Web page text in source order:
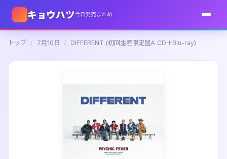
キョウハツ今日発売まとめ
トップ / 7月10日 / DIFFERENT (初回生産限定盤A CD＋Blu-ray)